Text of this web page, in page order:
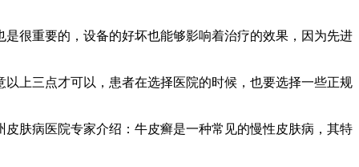
很重要的，设备的好坏也能够影响着治疗的效果，因为先进
上三点才可以，患者在选择医院的时候，也要选择一些正规
肤病医院专家介绍：牛皮癣是一种常见的慢性皮肤病，其特